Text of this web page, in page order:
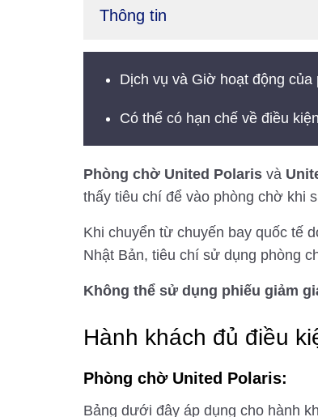
Thông tin
Dịch vụ và Giờ hoạt động
Có thể có hạn chế về điều
Phòng chờ United Polaris và
thấy tiêu chí để vào phòng chờ khi
Khi chuyển từ chuyến bay quốc tế
Nhật Bản, tiêu chí sử dụng phòng
Không thể sử dụng phiếu giảm
Hành khách đủ điều
Phòng chờ United Polaris:
Bảng dưới đây áp dụng cho hành